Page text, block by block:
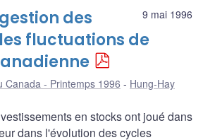
9 mai 1996
des
fluctuations de
Canada - Printemps 1996
Hung-Hay
en stocks ont joué dans
dans l'évolution des cycles